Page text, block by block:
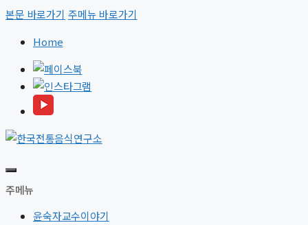
본문 바로가기 주메뉴 바로가기
Home
주메뉴
윤숙자교수이야기